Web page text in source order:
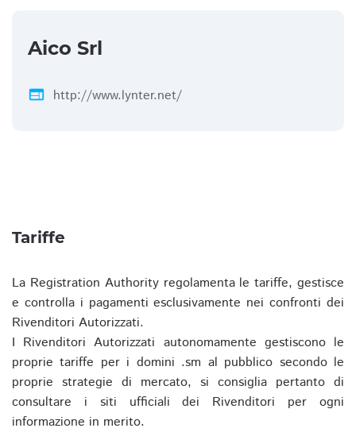
Aico Srl
web http://www.lynter.net/
Tariffe
La Registration Authority regolamenta le tariffe, gestisce
e controlla i pagamenti esclusivamente nei confronti dei
Rivenditori Autorizzati.
I Rivenditori Autorizzati autonomamente gestiscono le
proprie tariffe per i domini .sm al pubblico secondo le
proprie strategie di mercato, si consiglia pertanto di
consultare i siti ufficiali dei Rivenditori per ogni
informazione in merito.